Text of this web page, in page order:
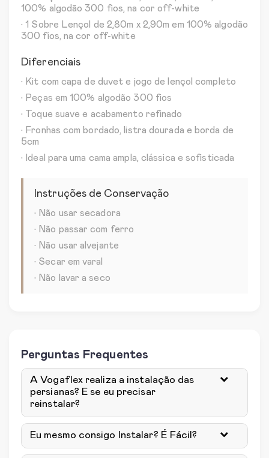
100% algodão 300 fios, na cor off-white
• 1 Sobre Lençol de 2,80m x 2,90m em 100% algodão
300 fios, na cor off-white
Diferenciais
• Kit com capa de duvet e jogo de lençol completo
• Peças em 100% algodão 300 fios
• Toque suave e acabamento refinado
• Fronhas com bordado, listra dourada e borda de
5cm
• Ideal para uma cama ampla, clássica e sofisticada
Instruções de Conservação
• Não usar secadora
• Não passar com ferro
• Não usar alvejante
• Secar em varal
• Não lavar a seco
Perguntas Frequentes
A Vogaflex realiza a instalação das
persianas? E se eu precisar
reinstalar?
Eu mesmo consigo Instalar? É Fácil?